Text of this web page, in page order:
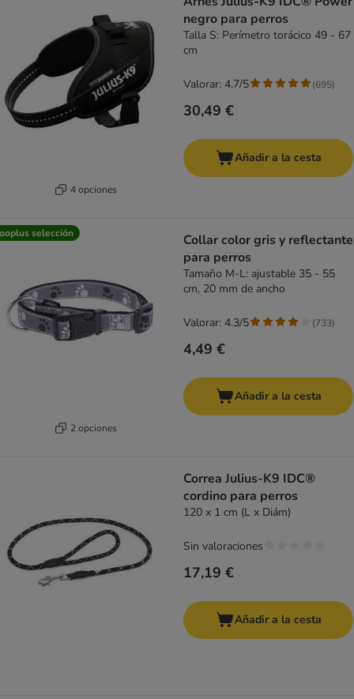
4 opciones
negro para perros
Talla S: Perímetro torácico 49 - 67
cm
30,49 €
Valorar: 4.7/5 (695)
Añadir a la cesta
selección
2 opciones
Collar color gris y reflectante
para perros
Tamaño M-L: ajustable 35 - 55
cm, 20 mm de ancho
4,49 €
Valorar: 4.3/5 (733)
Añadir a la cesta
Correa Julius-K9 IDC®
cordino para perros
120 x 1 cm (L x Diám)
17,19 €
Sin valoraciones
Añadir a la cesta